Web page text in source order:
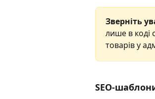
Зверніть
лише в коді
товарів у
SEO-